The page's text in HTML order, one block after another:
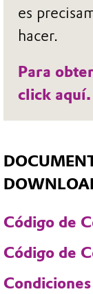
es
hacer.
Para
click aquí.
Código de
Código de